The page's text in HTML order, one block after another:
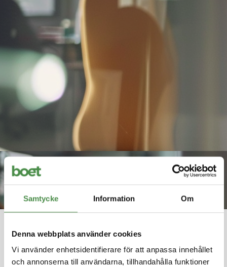
Samtycke Information Om
Denna webbplats använder cookies
Vi använder enhetsidentifierare för att anpassa innehållet
och annonserna till användarna, tillhandahålla funktioner
Nyheter
Håll dig uppdaterad med de senaste nyheterna